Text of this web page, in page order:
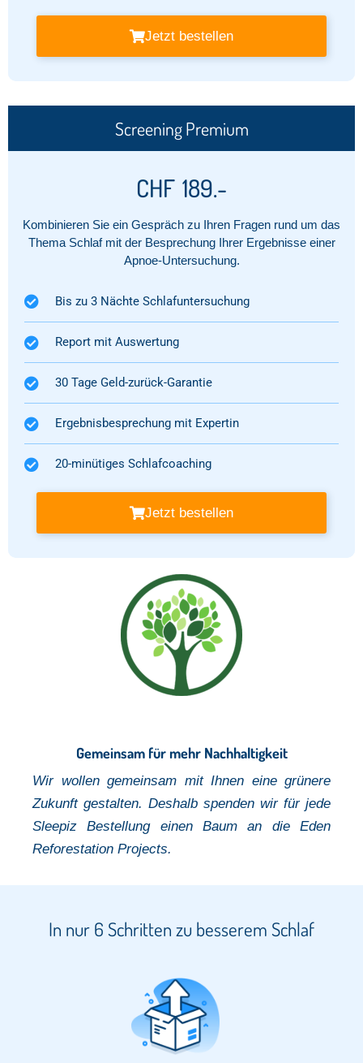
Jetzt bestellen
Screening Premium
CHF 189.-
Kombinieren Sie ein Gespräch zu Ihren Fragen rund um das
Thema Schlaf mit der Besprechung Ihrer Ergebnisse einer
Apnoe-Untersuchung.
Bis zu 3 Nächte Schlafuntersuchung
Report mit Auswertung​
30 Tage Geld-zurück-Garantie
Ergebnisbesprechung mit Expertin
20-minütiges Schlafcoaching
Jetzt bestellen
Gemeinsam für mehr Nachhaltigkeit
Wir wollen gemeinsam mit Ihnen eine grünere
Zukunft gestalten. Deshalb spenden wir für jede
Sleepiz Bestellung einen Bauman die Eden
Reforestation Projects.
In nur 6 Schritten zu besserem Schlaf